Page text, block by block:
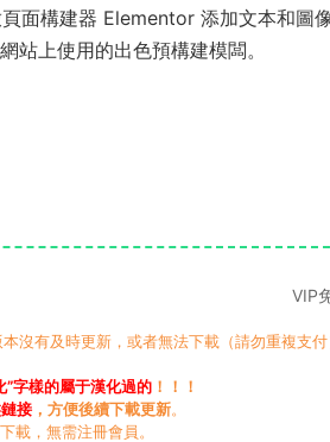
面構建器 Elementor 添加文本和圖
站上使用的出色預構建模闆。
VIP
沒有及時更新，或者無法下載（請勿重複支
”字樣的屬于漢化過的 ！！！
接 ，方便後續下載更新。
載，無需注冊會員。